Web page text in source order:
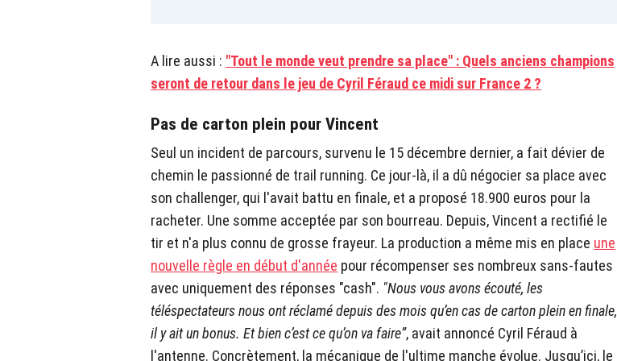
A lire aussi : "Tout le monde veut prendre sa place" : Quels anciens champions
seront de retour dans le jeu de Cyril Féraud ce midi sur France 2 ?
Pas de carton plein pour Vincent
Seul un incident de parcours, survenu le 15 décembre dernier, a fait dévier de
chemin le passionné de trail running. Ce jour-là, il a dû négocier sa place avec
son challenger, qui l'avait battu en finale, et a proposé 18.900 euros pour la
racheter. Une somme acceptée par son bourreau. Depuis, Vincent a rectifié le
tir et n'a plus connu de grosse frayeur. La production a même mis en place une
nouvelle règle en début d'année pour récompenser ses nombreux sans-fautes
avec uniquement des réponses "cash". "Nous vous avons écouté, les
téléspectateurs nous ont réclamé depuis des mois qu’en cas de carton plein en finale,
il y ait un bonus. Et bien c’est ce qu’on va faire”, avait annoncé Cyril Féraud à
l'antenne. Concrètement, la mécanique de l'ultime manche évolue. Jusqu’ici, le